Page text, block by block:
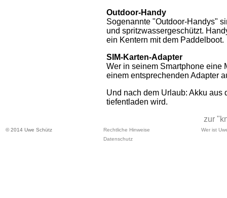
Outdoor-Handy
Sogenannte "Outdoor-Handys"
und spritzwassergeschützt.
ein Kentern mit dem Paddelboot.
SIM-Karten-Adapter
Wer in seinem Smartphone eine
einem entsprechenden Adapter
Und nach dem Urlaub: Akku aus
tiefentladen wird.
zur
© 2014 Uwe Schütz Rechtliche Hinweise
Wer ist
Datenschutz